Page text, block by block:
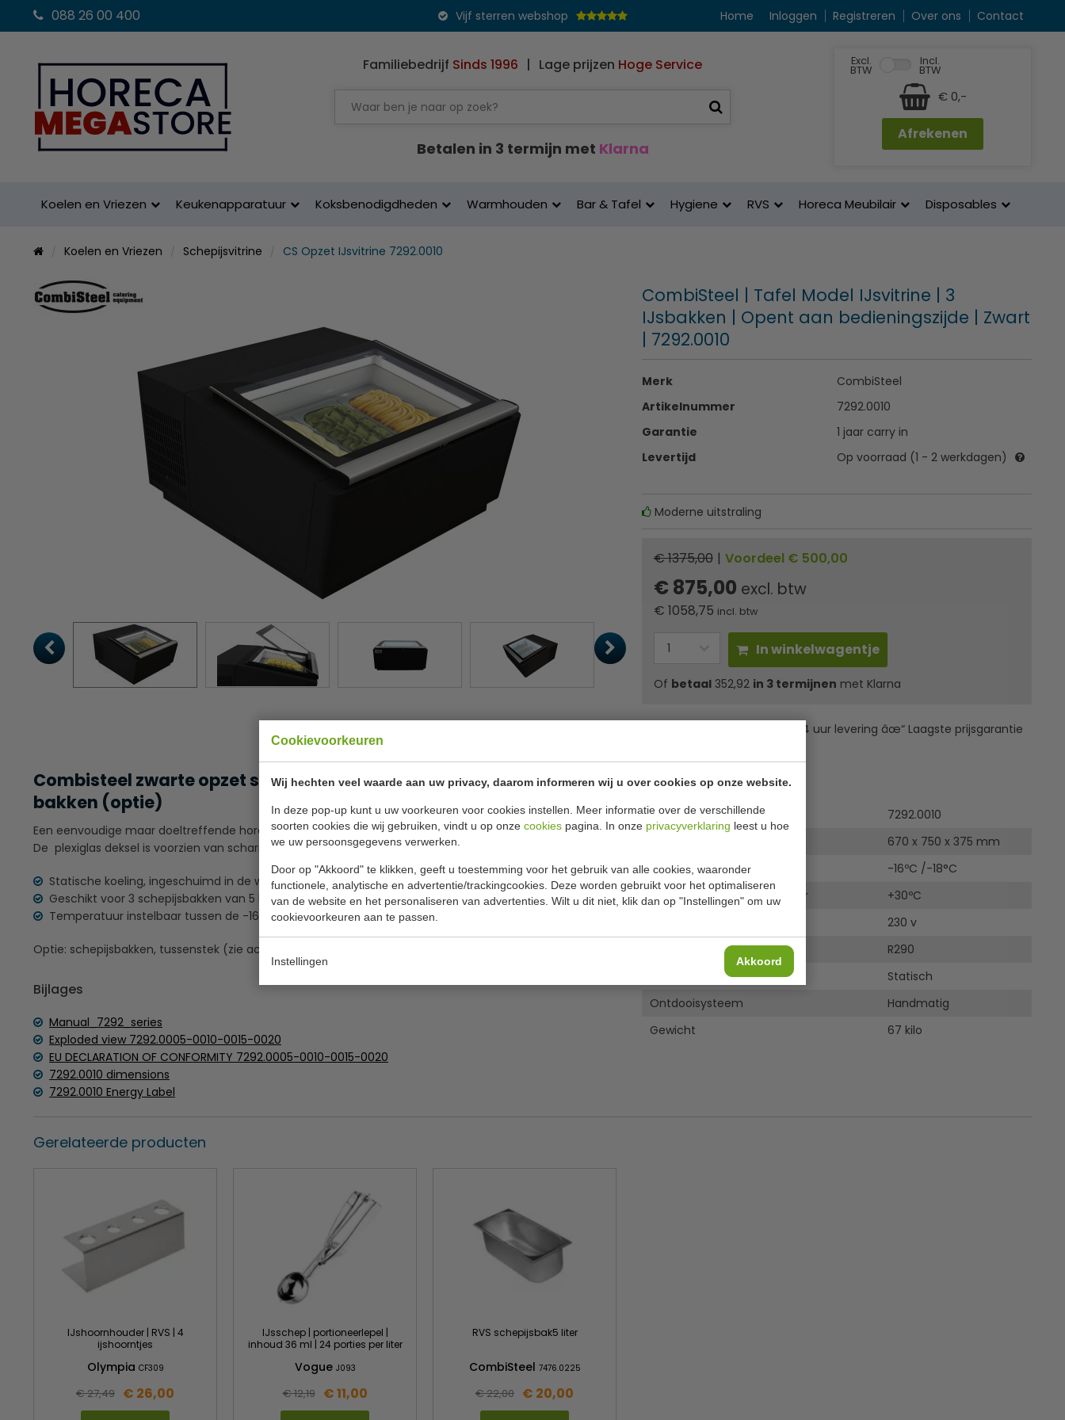
Cookievoorkeuren
Wij hechten veel waarde aan uw privacy, daarom informeren wij u over cookies op onze website.
In deze pop-up kunt u uw voorkeuren voor cookies instellen. Meer informatie over de verschillende
soorten cookies die wij gebruiken, vindt u op onze cookies pagina. In onze privacyverklaring leest u hoe
we uw persoonsgegevens verwerken.
Door op "Akkoord" te klikken, geeft u toestemming voor het gebruik van alle cookies, waaronder
functionele, analytische en advertentie/trackingcookies. Deze worden gebruikt voor het optimaliseren
van de website en het personaliseren van advertenties. Wilt u dit niet, klik dan op "Instellingen" om uw
cookievoorkeuren aan te passen.
Instellingen Akkoord
088 26 00 400 Vijf sterren webshop Home Inloggen Registreren Over ons Contact
Familiebedrijf Sinds 1996 | Lage prijzen Hoge Service
Betalen in 3 termijn met Klarna
Excl.
BTW
Incl.
BTW
€ 0,-
Afrekenen
Koelen en Vriezen Keukenapparatuur Koksbenodigdheden Warmhouden Bar & Tafel Hygiene RVS Horeca Meubilair Disposables
Koelen en Vriezen Schepijsvitrine CS Opzet IJsvitrine 7292.0010
CombiSteel | Tafel Model IJsvitrine | 3
IJsbakken | Opent aan bedieningszijde | Zwart
| 7292.0010
Merk
CombiSteel
Artikelnummer
7292.0010
Garantie
1 jaar carry in
Levertijd
Op voorraad (1 - 2 werkdagen)
Moderne uitstraling
€ 1375,00 | Voordeel € 500,00
€ 875,00 excl. btw
€ 1058,75 incl. btw
In winkelwagentje
Of betaal352,92 in 3 termijnen met Klarna
âœ“ Gratis verzending âœ“ 24 uur levering âœ“ Laagste prijsgarantie
Combisteel zwarte opzet schepijsvitine geschikt voor 3x 5 liter
bakken (optie)
Een eenvoudige maar doeltreffende horeca ijsvitrine opent aan de klantzijde
De plexiglas deksel is voorzien van scharnieren .
Statische koeling, ingeschuimd in de wanden en bodem
Geschikt voor 3 schepijsbakken van 5 liter (excl.)
Temperatuur instelbaar tussen de -16 en -18 ºC
Optie: schepijsbakken, tussenstek (zie accessoires)
Bijlages
Manual_7292_series
Exploded view 7292.0005-0010-0015-0020
EU DECLARATION OF CONFORMITY 7292.0005-0010-0015-0020
7292.0010 dimensions
7292.0010 Energy Label
Specificaties
Model
7292.0010
670 x 750 x 375 mm
Temperatuurbereik
-16ºC /-18°C
Max.omgevingstemperatuur
+30ºC
230 v
R290
Statisch
Ontdooisysteem
Handmatig
Gewicht
67 kilo
Gerelateerde producten
IJshoornhouder | RVS | 4
ijshoorntjes
Olympia CF309
€ 27,49 € 26,00
IJsschep | portioneerlepel |
inhoud 36 ml | 24 porties per liter
Vogue J093
€ 12,19
€ 11,00
RVS schepijsbak5 liter
CombiSteel 7476.0225
€ 22,00 € 20,00